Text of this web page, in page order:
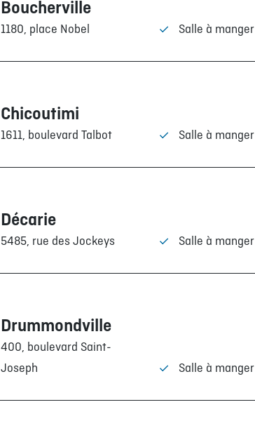
Boucherville
1180, place Nobel Salle à manger
Chicoutimi
1611, boulevard Talbot Salle à manger
Décarie
5485, rue des Jockeys Salle à manger
Drummondville
400, boulevard Saint-
Joseph
Salle à manger
À PROPOS
EN ÉPICERIE
GAGNANTS DE CONCOURS
EMPLOIS